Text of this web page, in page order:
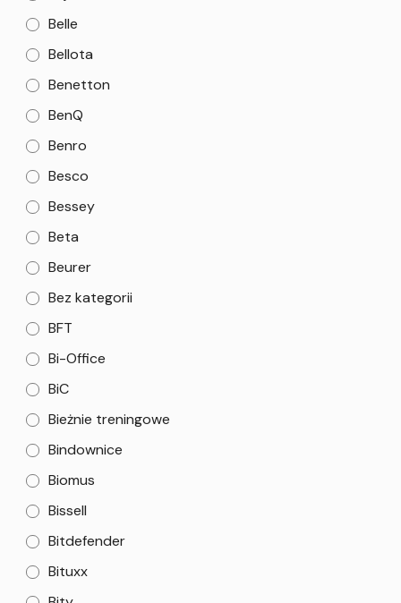
Belle
Bellota
Benetton
BenQ
Benro
Besco
Bessey
Beta
Beurer
Bez kategorii
BFT
Bi-Office
BiC
Bieżnie treningowe
Bindownice
Biomus
Bissell
Bitdefender
Bituxx